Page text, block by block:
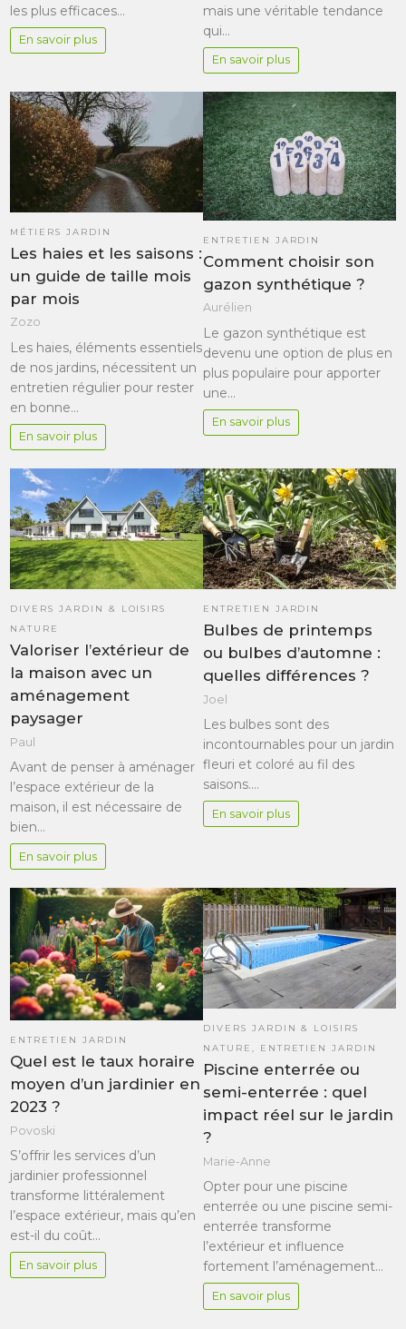
les plus efficaces…
En savoir plus
mais une véritable tendance
qui…
En savoir plus
MÉTIERS JARDIN
Les haies et les saisons :
un guide de taille mois
par mois
Zozo
Les haies, éléments essentiels
de nos jardins, nécessitent un
entretien régulier pour rester
en bonne…
En savoir plus
ENTRETIEN JARDIN
Comment choisir son
gazon synthétique ?
Aurélien
Le gazon synthétique est
devenu une option de plus en
plus populaire pour apporter
une…
En savoir plus
DIVERS JARDIN & LOISIRS
NATURE
Valoriser l’extérieur de
la maison avec un
aménagement
paysager
Paul
Avant de penser à aménager
l’espace extérieur de la
maison, il est nécessaire de
bien…
En savoir plus
ENTRETIEN JARDIN
Bulbes de printemps
ou bulbes d’automne :
quelles différences ?
Joel
Les bulbes sont des
incontournables pour un jardin
fleuri et coloré au fil des
saisons.…
En savoir plus
ENTRETIEN JARDIN
Quel est le taux horaire
moyen d’un jardinier en
2023 ?
Povoski
S’offrir les services d’un
jardinier professionnel
transforme littéralement
l’espace extérieur, mais qu’en
est-il du coût…
En savoir plus
DIVERS JARDIN & LOISIRS
NATURE , ENTRETIEN JARDIN
Piscine enterrée ou
semi-enterrée : quel
impact réel sur le jardin
?
Marie-Anne
Opter pour une piscine
enterrée ou une piscine semi-
enterrée transforme
l’extérieur et influence
fortement l’aménagement…
En savoir plus